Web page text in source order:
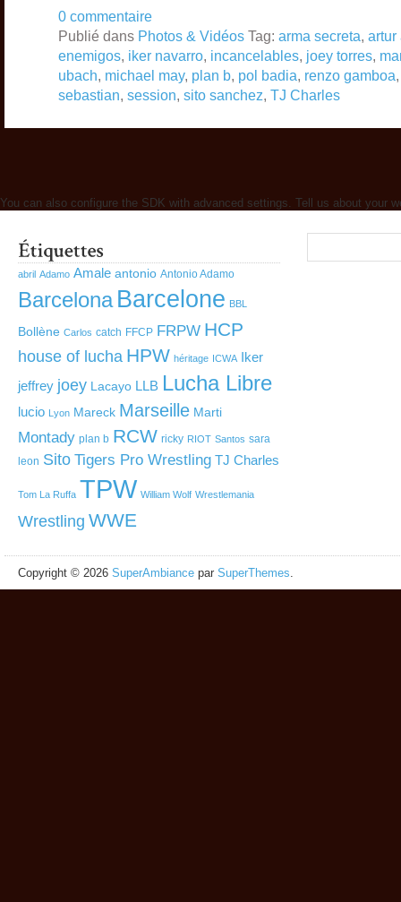
0 commentaire
Publié dans Photos & Vidéos Tag: arma secreta, artur
enemigos, iker navarro, incancelables, joey torres,
ubach, michael may, plan b, pol badia, renzo gamboa
sebastian, session, sito sanchez, TJ Charles
You can also configure the SDK with advanced settings. Tell us about your
abril Adamo Amale antonio Antonio Adamo
Barcelona Barcelone BBL
Bollène Carlos catch FFCP FRPW HCP
house of lucha HPW héritage ICWA Iker
jeffrey joey Lacayo LLB Lucha Libre
lucio Lyon Mareck Marseille Marti
Montady plan b RCW ricky RIOT Santos sara
leon Sito Tigers Pro Wrestling TJ Charles
Tom La Ruffa TPW William Wolf Wrestlemania
Wrestling WWE
Copyright © 2026 SuperAmbiance par SuperThemes.